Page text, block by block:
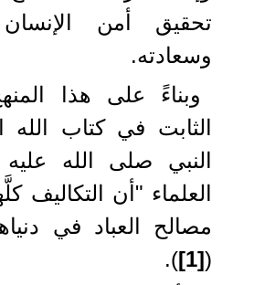
تحقيق أمن الإنسان
وسعادته.
وبناءً على هذا
الثابت في كتاب الله
النبي صلى الله
العلماء "أن التكاليف
مصالح العباد في
(
[1]
).